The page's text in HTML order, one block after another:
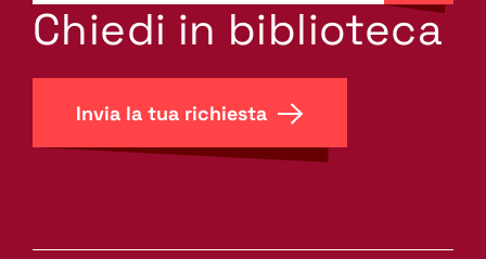
search.label???
Chiedi in biblioteca
Invia la tua richiesta